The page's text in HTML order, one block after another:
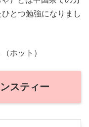
とつ勉強になりまし
ホット）
スティー